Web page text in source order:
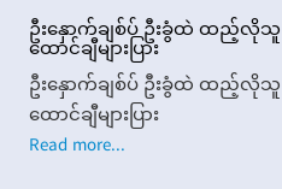
ဦးနှောက်ချစ်ပ် ဦးခွံထဲ ထည့်လိုသူ
ထောင်ချီများပြား
ဦးနှောက်ချစ်ပ် ဦးခွံထဲ ထည့်လိုသူ
ထောင်ချီများပြား
Read more...